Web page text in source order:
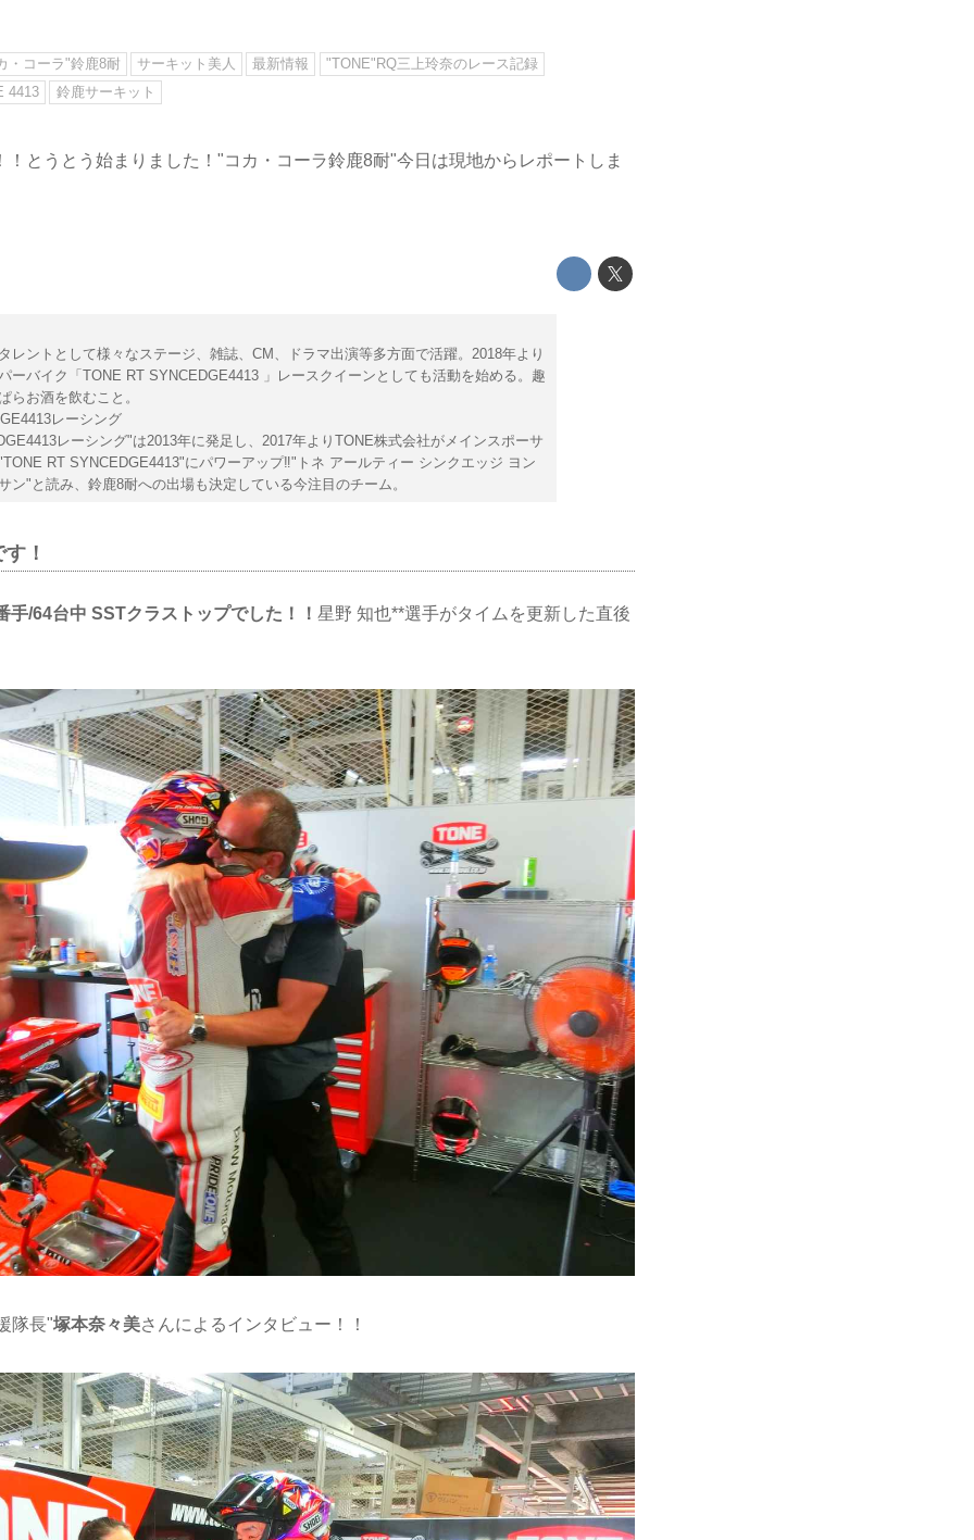
・コーラ"鈴鹿8耐 サーキット美人 最新情報
"TONE"RQ三上玲奈のレース記録
4413
鈴鹿サーキット
！とうとう始まりました！"コカ・コーラ鈴鹿8耐"今日は現地からレポートしま
レントとして様々なステージ、雑誌、CM、ドラマ出演等多方面で活躍。2018年より
ーバイク「TONE RT SYNCEDGE4413 」レースクイーンとしても活動を始める。趣
らお酒を飲むこと。
レーシング
レーシング"は2013年に発足し、2017年よりTONE株式会社がメインスポーサ
RT SYNCEDGE4413"にパワーアップ‼︎"トネ アールティー シンクエッジ ヨン
ン"と読み、鈴鹿8耐への出場も決定している今注目のチーム。
！
手/64台中 SSTクラストップでした！！ 星野 知也**選手がタイムを更新した直後
隊長"塚本奈々美さんによるインタビュー！！